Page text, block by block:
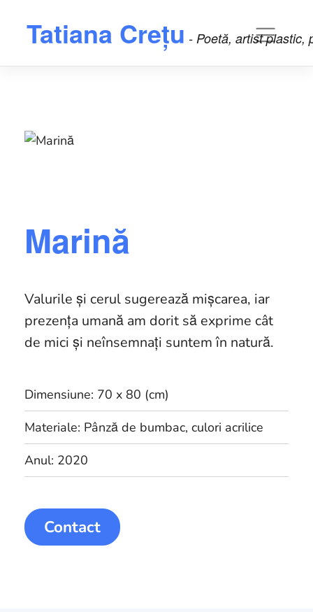
contentTatiana Crețu - Poetă, artist plastic,
Marină
Valurile și cerul sugerează mișcarea, iar
prezența umană am dorit să exprime cât
de mici și neînsemnați suntem în natură.
Dimensiune: 70 x 80 (cm)
Materiale: Pânză de bumbac, culori acrilice
Anul: 2020
Contact